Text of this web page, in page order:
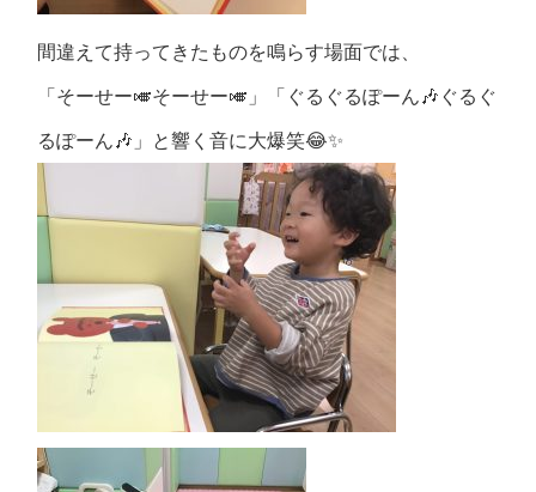
間違えて持ってきたものを鳴らす場面では、
「そーせー🎺そーせー🎺」「ぐるぐるぽーん🎶ぐるぐ
るぽーん🎶」と響く音に大爆笑😂✨